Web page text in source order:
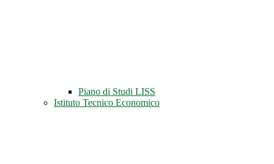
Piano di Studi LISS
Istituto Tecnico Economico